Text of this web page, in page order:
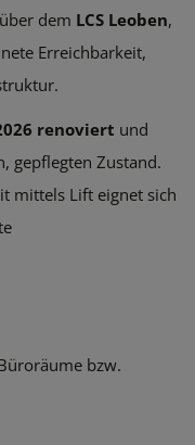
dem LCS Leoben,
Erreichbarkeit,
renoviert und
gepflegten Zustand.
mittels Lift eignet sich
bzw.